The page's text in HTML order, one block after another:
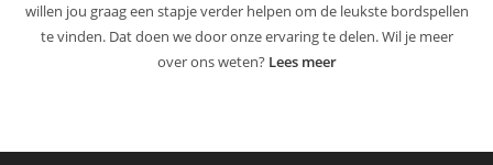
willen jou graag een stapje verder helpen om de leukste bordspellen
te vinden. Dat doen we door onze ervaring te delen. Wil je meer
over ons weten? Lees meer